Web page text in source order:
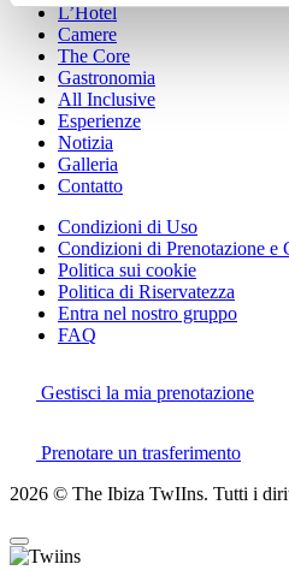
L’Hotel
Camere
The Core
Gastronomia
All Inclusive
Esperienze
Notizia
Galleria
Contatto
Condizioni di Uso
Condizioni di Prenotazione e
Politica sui cookie
Politica di Riservatezza
Entra nel nostro gruppo
FAQ
Gestisci la mia prenotazione
Prenotare un trasferimento
2026 © The Ibiza TwIIns. Tutti i